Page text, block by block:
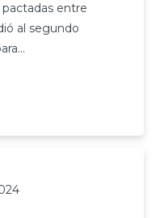
entre
al segundo